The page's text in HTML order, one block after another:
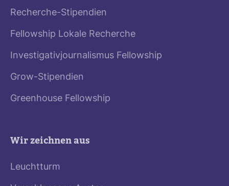
Recherche-Stipendien
Fellowship Lokale Recherche
Investigativjournalismus Fellowship
Grow-Stipendien
Greenhouse Fellowship
Wir zeichnen aus
Leuchtturm